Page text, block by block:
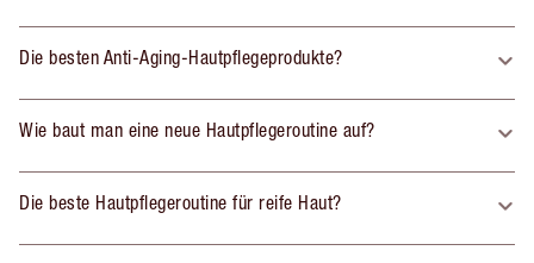
Die besten Anti-Aging-Hautpflegeprodukte?
Wie baut man eine neue Hautpflegeroutine auf?
Die beste Hautpflegeroutine für reife Haut?